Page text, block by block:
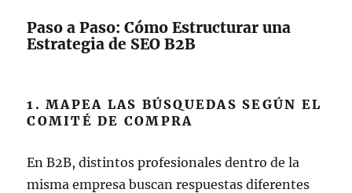
Paso a Paso: Cómo Estructurar una
Estrategia de SEO B2B
1. MAPEA LAS BÚSQUEDAS SEGÚN EL
COMITÉ DE COMPRA
En B2B, distintos profesionales dentro de la
misma empresa buscan respuestas diferentes